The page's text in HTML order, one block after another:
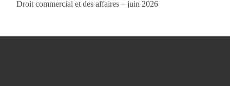
Droit commercial et des affaires – juin 2026